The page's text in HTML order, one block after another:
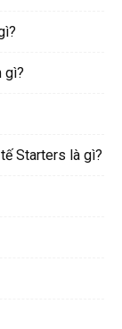
gì?
Starters là gì?